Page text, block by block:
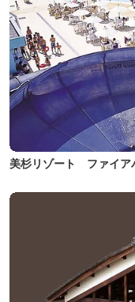
美杉リゾート ファイア